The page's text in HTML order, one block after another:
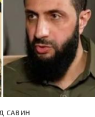
САВИН